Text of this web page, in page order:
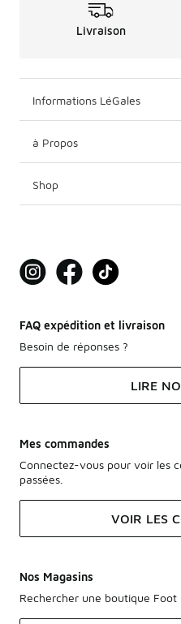
Livraison
Informations LéGales
à Propos
Shop
FAQ expédition et livraison
Besoin de réponses ?
LIRE
Mes commandes
Connectez-vous pour voir les
passées.
VOIR LES
Nos Magasins
Rechercher une boutique Foot